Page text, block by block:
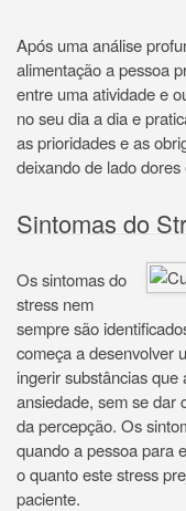
Após uma análise
alimentação a pessoa
entre uma atividade e
no seu dia a dia e
as prioridades e as
deixando de lado dores
Sintomas do
Os sintomas do
stress nem
sempre são
começa a desenvolver
ingerir substâncias
ansiedade, sem se dar
da percepção. Os
quando a pessoa para
o quanto este stress
paciente.